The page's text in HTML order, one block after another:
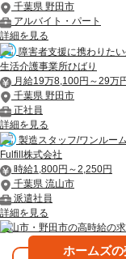
千葉県 野田市
アルバイト・パート
詳細を見る
障害者支援に携わりた
生活介護事業所ひばり
月給19万8,100円～29万
千葉県 野田市
正社員
詳細を見る
製造スタッフ/ワンルー
Fulfill株式会社
時給1,800円～2,250円
千葉県 流山市
派遣社員
詳細を見る
流山市・野田市の高時給の
ホームズ